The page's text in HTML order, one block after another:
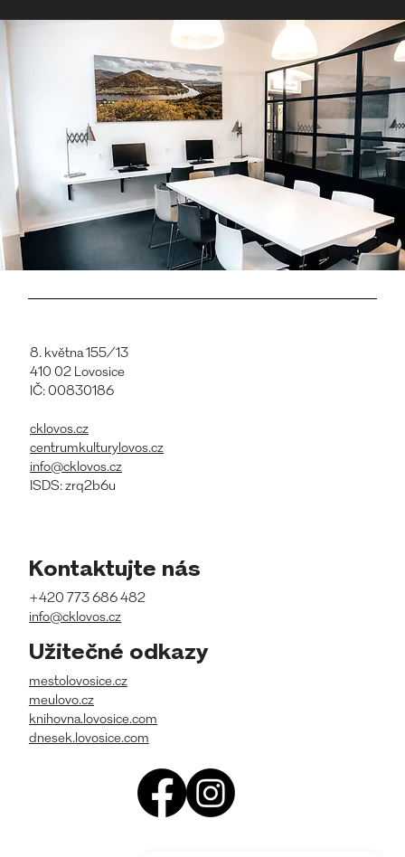
8. května 155/13
410 02 Lovosice
IČ: 00830186
cklovos.cz
centrumkulturylovos.cz
info@cklovos.cz
ISDS: zrq2b6u
Kontaktujte nás
+420 773 686 482
info@cklovos.cz
Užitečné odkazy
mestolovosice.cz
meulovo.cz
knihovna.lovosice.com
dnesek.lovosice.com